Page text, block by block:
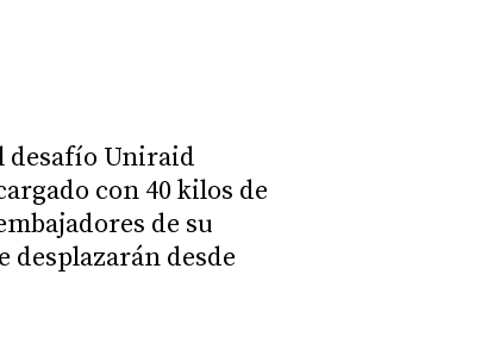
desafío Uniraid
con 40 kilos de
de su
desplazarán desde